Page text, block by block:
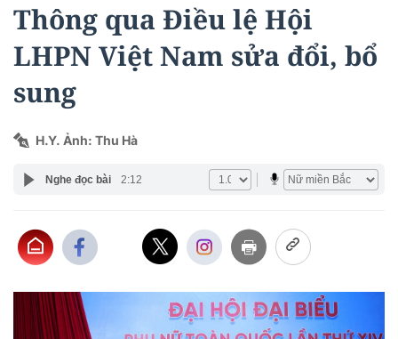
Thông qua Điều lệ Hội
LHPN Việt Nam sửa đổi, bổ
sung
H.Y. Ảnh: Thu Hà
Nghe đọc bài 2:12